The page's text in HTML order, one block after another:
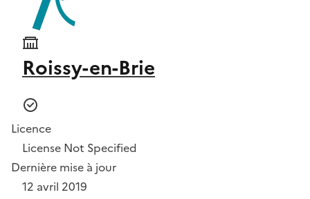
Roissy-en-Brie
Licence
License Not Specified
Dernière mise à jour
12 avril 2019